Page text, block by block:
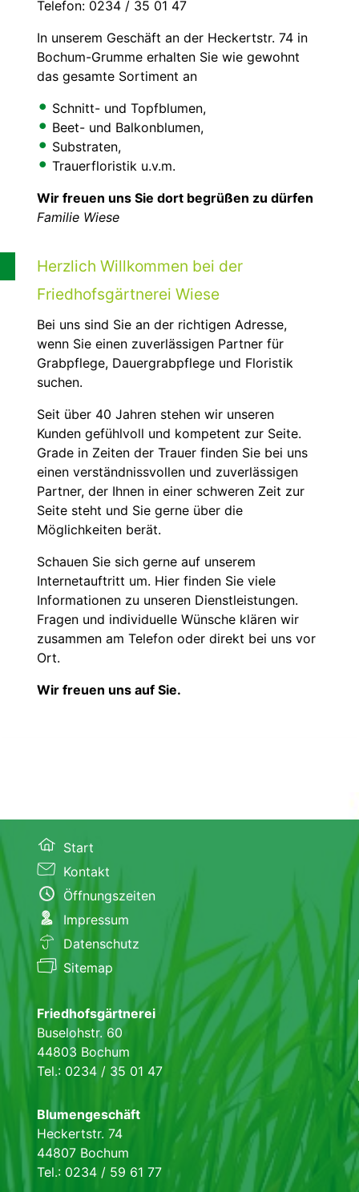
Telefon: 0234 / 35 01 47
In unserem Geschäft an der Heckertstr. 74 in
Bochum-Grumme erhalten Sie wie gewohnt
das gesamte Sortiment an
Schnitt- und Topfblumen,
Beet- und Balkonblumen,
Substraten,
Trauerfloristik u.v.m.
Wir freuen uns Sie dort begrüßen zu dürfen
Familie Wiese
Herzlich Willkommen bei der
Friedhofsgärtnerei Wiese
Bei uns sind Sie an der richtigen Adresse,
wenn Sie einen zuverlässigen Partner für
Grabpflege, Dauergrabpflege und Floristik
suchen.
Seit über 40 Jahren stehen wir unseren
Kunden gefühlvoll und kompetent zur Seite.
Grade in Zeiten der Trauer finden Sie bei uns
einen verständnissvollen und zuverlässigen
Partner, der Ihnen in einer schweren Zeit zur
Seite steht und Sie gerne über die
Möglichkeiten berät.
Schauen Sie sich gerne auf unserem
Internetauftritt um. Hier finden Sie viele
Informationen zu unseren Dienstleistungen.
Fragen und individuelle Wünsche klären wir
zusammen am Telefon oder direkt bei uns vor
Ort.
Wir freuen uns auf Sie.
Start
Kontakt
Öffnungszeiten
Impressum
Datenschutz
Sitemap
Friedhofsgärtnerei
Buselohstr. 60
44803 Bochum
Tel.: 0234 / 35 01 47
Blumengeschäft
Heckertstr. 74
44807 Bochum
Tel.: 0234 / 59 61 77